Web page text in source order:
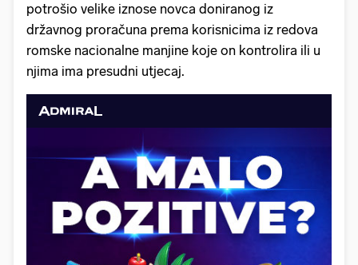
potrošio velike iznose novca doniranog iz
državnog proračuna prema korisnicima iz redova
romske nacionalne manjine koje on kontrolira ili u
njima ima presudni utjecaj.